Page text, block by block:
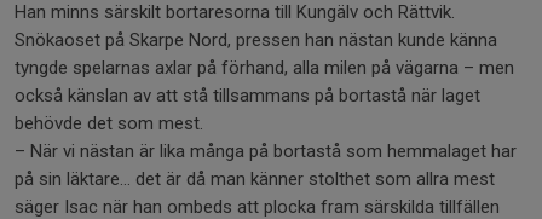
Han minns särskilt bortaresorna till Kungälv och Rättvik.
Snökaoset på Skarpe Nord, pressen han nästan kunde känna
tyngde spelarnas axlar på förhand, alla milen på vägarna – men
också känslan av att stå tillsammans på bortastå när laget
behövde det som mest.
– När vi nästan är lika många på bortastå som hemmalaget har
på sin läktare… det är då man känner stolthet som allra mest
säger Isac när han ombeds att plocka fram särskilda tillfällen